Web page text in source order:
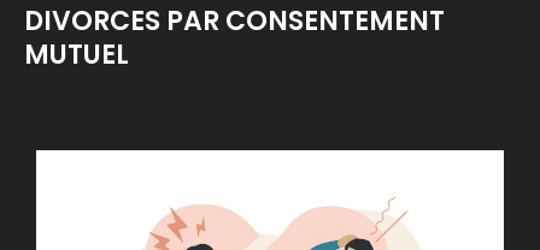
DIVORCES PAR CONSENTEMENT
MUTUEL